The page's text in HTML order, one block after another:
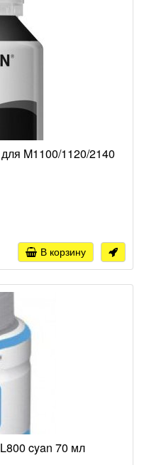
M1100/1120/2140
В корзину
cyan 70 мл